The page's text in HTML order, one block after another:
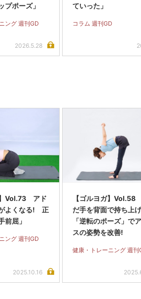
プポーズ」
ング 週刊GD
2026.5.28
ていった」
コラム 週刊GD
】Vol.73 アド
よくなる! 正
前屈」
ング 週刊GD
2025.10.16
【ゴルヨガ】
だ手を背面で持ち上
「逆転のポーズ」で
スの姿勢を改善!
健康・トレーニング 週刊